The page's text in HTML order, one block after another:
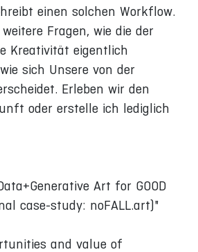
einen solchen Workflow.
Fragen, wie die der
Kreativität eigentlich
sich Unsere von der
Erleben wir den
oder erstelle ich lediglich
Art for GOOD
case-study: noFALL.art)"
and value of